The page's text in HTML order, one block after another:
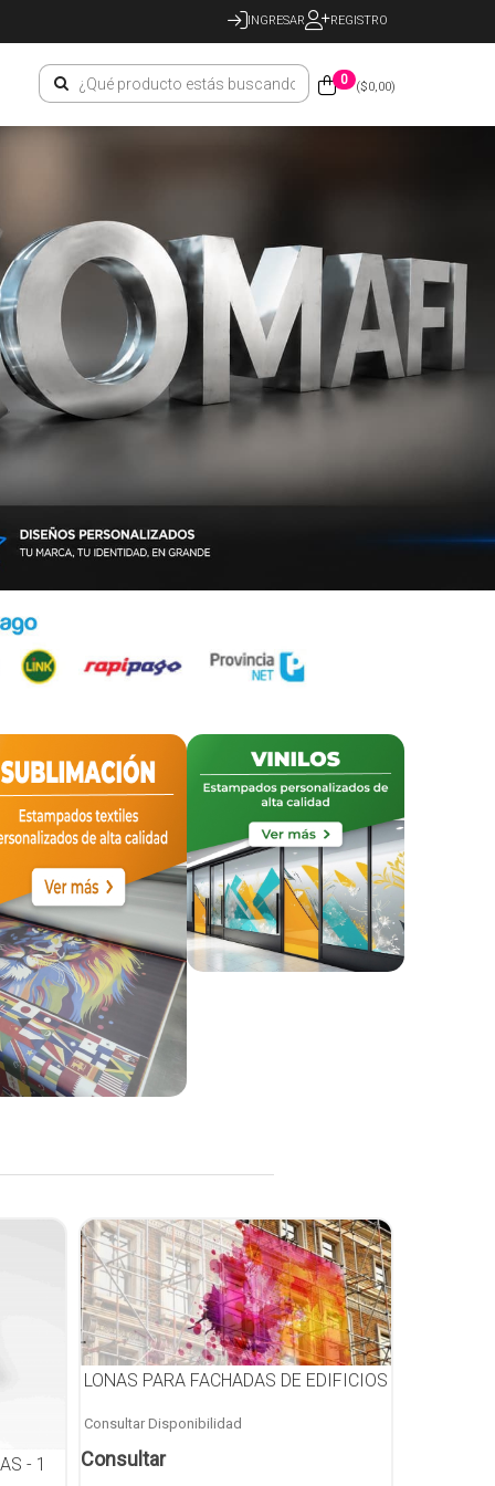
INGRESAR REGISTRO
0 ($0,00)
- 1
LONAS PARA FACHADAS DE EDIFICIOS
Consultar Disponibilidad
Consultar